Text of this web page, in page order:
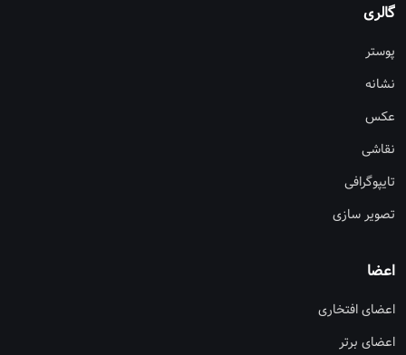
گالری
پوستر
نشانه
عکس
نقاشی
تایپوگرافی
تصویر سازی
اعضا
اعضای افتخاری
اعضای برتر